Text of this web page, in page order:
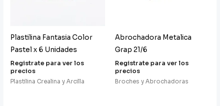
Plastilina Fantasia Color
Pastel x 6 Unidades
Registrate para ver los
precios
Plastilina Crealina y Arcilla
Abrochadora Metalica
Grap 21/6
Registrate para ver los
precios
Broches y Abrochadoras